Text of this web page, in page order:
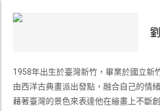
1958年出生於臺灣新竹，畢業於國立新
由西洋古典畫派出發點，融合自己的情
藉著臺灣的景色來表達他在繪畫上不斷